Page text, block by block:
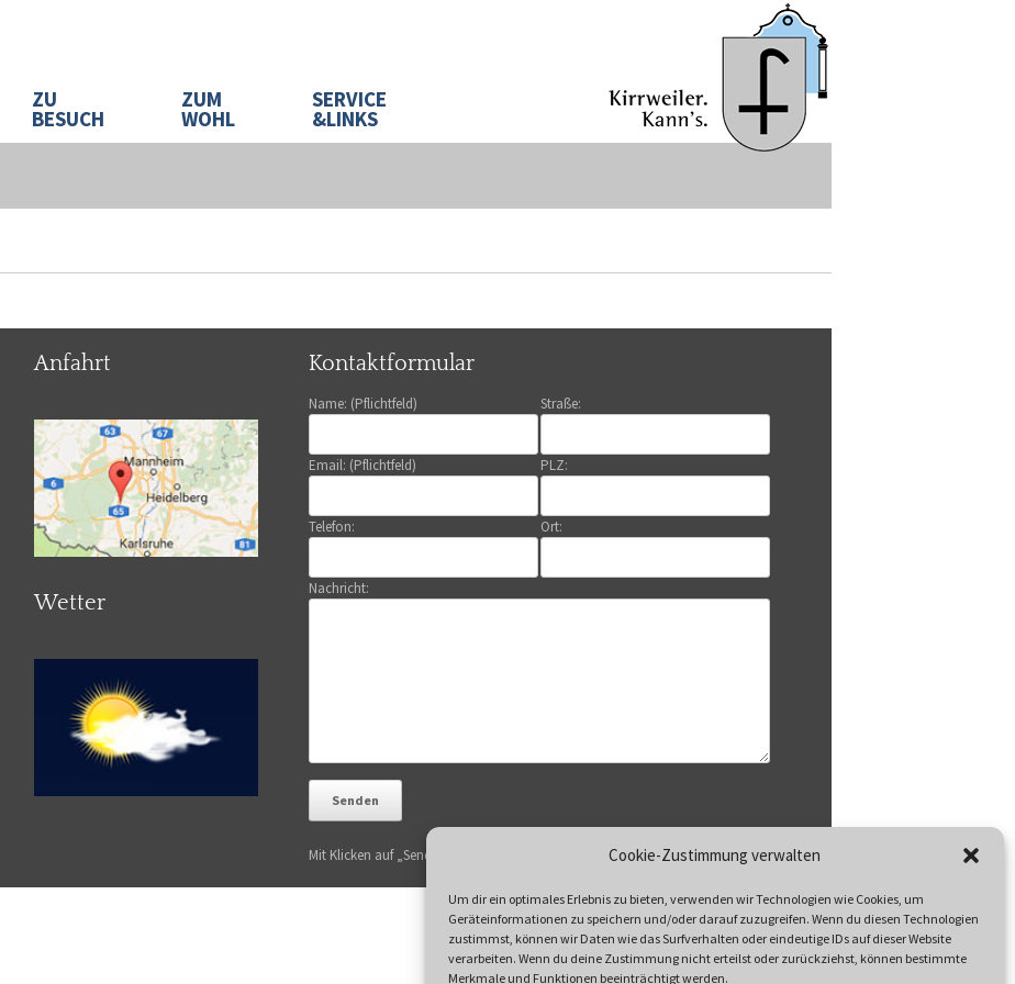
Cookie-Zustimmung verwalten
Um dir ein optimales Erlebnis zu bieten, verwenden wir Technologien wie Cookies, um
Geräteinformationen zu speichern und/oder darauf zuzugreifen. Wenn du diesen Technologien
zustimmst, können wir Daten wie das Surfverhalten oder eindeutige IDs auf dieser Website
verarbeiten. Wenn du deine Zustimmung nicht erteilst oder zurückziehst, können bestimmte
Merkmale und Funktionen beeinträchtigt werden.
ZU
BESUCH
ZUM
WOHL
SERVICE
&LINKS
Anfahrt
Wetter
Kontaktformular
Name: (Pflichtfeld)
Email: (Pflichtfeld)
Telefon:
Straße:
PLZ:
Ort:
Nachricht:
Mit Klicken auf „Senden“ akzeptieren Sie unsere Datenschutzerklärung